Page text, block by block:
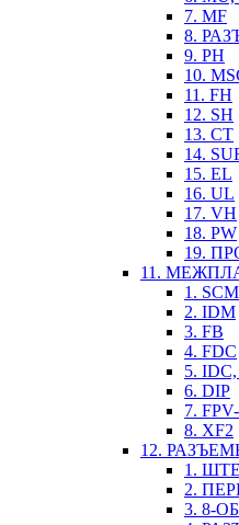
7. MF
8.
9. PH
10.
11. FH
12. SH
13. CT
14.
15. EL
16. UL
17. VH
18. PW
19.
11.
1.
2. IDM
3. FB
4. FDC
5.
6. DIP
7.
8. XF2
12.
1.
2.
3. 8-